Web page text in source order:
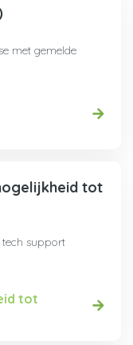
met gemelde
tot
support
tot